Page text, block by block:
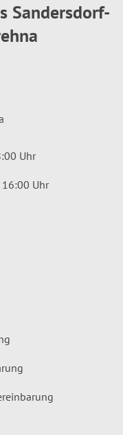
Sandersdorf-
Uhr
Uhr